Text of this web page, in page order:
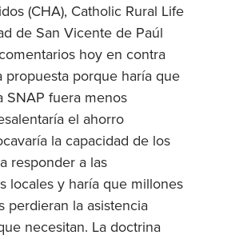
(CHA), Catholic Rural Life
de San Vicente de Paúl
hoy en contra
propuesta porque haría que
SNAP fuera menos
el ahorro
la capacidad de los
responder a las
locales y haría que millones
perdieran la asistencia
necesitan. La doctrina